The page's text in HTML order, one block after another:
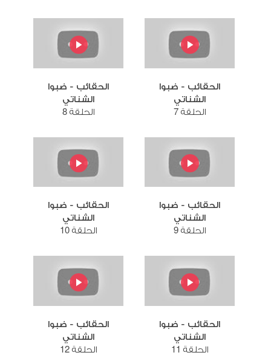
الحقائب - ضبوا
الشناتي
الحلقة 7
الحقائب - ضبوا
الشناتي
الحلقة 8
الحقائب - ضبوا
الشناتي
الحلقة 9
الحقائب - ضبوا
الشناتي
الحلقة 10
الحقائب - ضبوا
الشناتي
الحلقة 11
الحقائب - ضبوا
الشناتي
الحلقة 12